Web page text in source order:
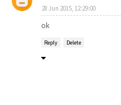
28 Jun 2015, 12:29:00
ok
Reply Delete